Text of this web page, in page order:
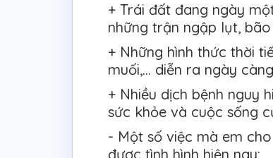
+ Trái đất đang ngày
những trận ngập lụt,
+ Những hình thức thời
muối,… diễn ra ngày
+ Nhiều dịch bệnh nguy
sức khỏe và cuộc sống
- Một số việc mà em
được tình hình hiện nay: